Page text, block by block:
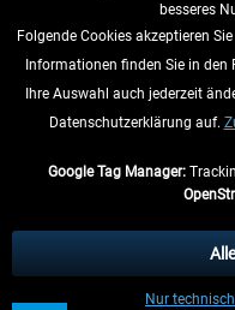
VERTRAG WIDERRUFEN
INFORMATIONEN
** Gilt für Lieferungen innerhalb
besseres
Folgende Cookies akzeptieren
Informationen finden Sie in den
Ihre Auswahl auch jederzeit
Datenschutzerklärung auf.
Google Tag Manager:
Nur